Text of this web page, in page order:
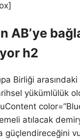
AB’ye
h2
Birliği
yükümlülük
atılacak
güçlendireceğini